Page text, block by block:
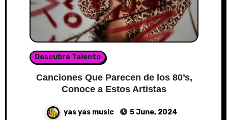
Descubre Talento
Canciones Que Parecen de los 80’s,
Conoce a Estos Artistas
yas yas music 5 June, 2024